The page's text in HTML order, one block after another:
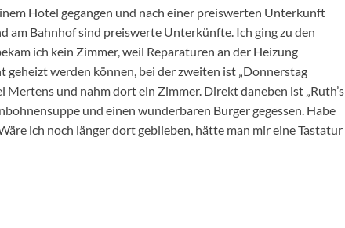
Hotel gegangen und nach einer preiswerten Unterkunft
am Bahnhof sind preiswerte Unterkünfte. Ich ging zu den
ich kein Zimmer, weil Reparaturen an der Heizung
werden können, bei der zweiten ist „Donnerstag
Mertens und nahm dort ein Zimmer. Direkt daneben ist „Ruth’s
und einen wunderbaren Burger gegessen. Habe
ich noch länger dort geblieben, hätte man mir eine Tastatur